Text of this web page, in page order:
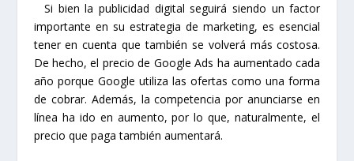
Si bien la publicidad digital seguirá siendo un factor
importante en su estrategia de marketing, es esencial
tener en cuenta que también se volverá más costosa.
De hecho, el precio de Google Ads ha aumentado cada
año porque Google utiliza las ofertas como una forma
de cobrar. Además, la competencia por anunciarse en
línea ha ido en aumento, por lo que, naturalmente, el
precio que paga también aumentará.